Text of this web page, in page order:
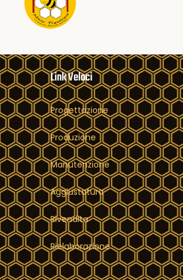
Link Veloci
Progettazione
Produzione
Manutenzione
Aggiustatura
Rivendita
Rielaborazione